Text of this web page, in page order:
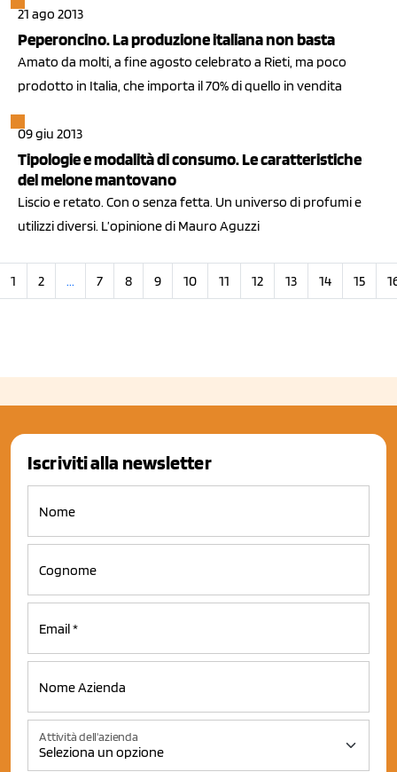
21 ago 2013
Peperoncino. La produzione italiana non basta
Amato da molti, a fine agosto celebrato a Rieti, ma poco
prodotto in Italia, che importa il 70% di quello in vendita
09 giu 2013
Tipologie e modalità di consumo. Le caratteristiche
del melone mantovano
Liscio e retato. Con o senza fetta. Un universo di profumi e
utilizzi diversi. L’opinione di Mauro Aguzzi
1 2 ... 7 8 9 10 11 12 13 14 15
Iscriviti alla newsletter
Attività dell'azienda